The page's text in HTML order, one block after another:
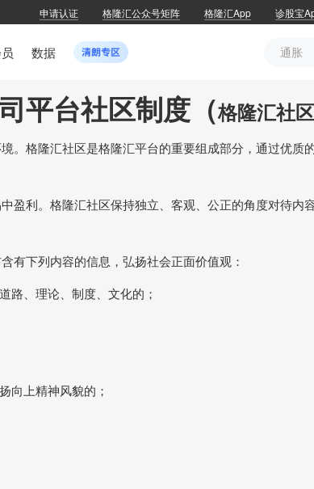
申请认证 格隆汇公众号矩阵 格隆汇App 诊股宝
数据
通胀
平台社区制度（格隆汇社
。格隆汇社区是格隆汇平台的重要组成部分，通过优质
利。格隆汇社区保持独立、客观、公正的角度对待内
有下列内容的信息，弘扬社会正面价值观：
路、理论、制度、文化的；
向上精神风貌的；